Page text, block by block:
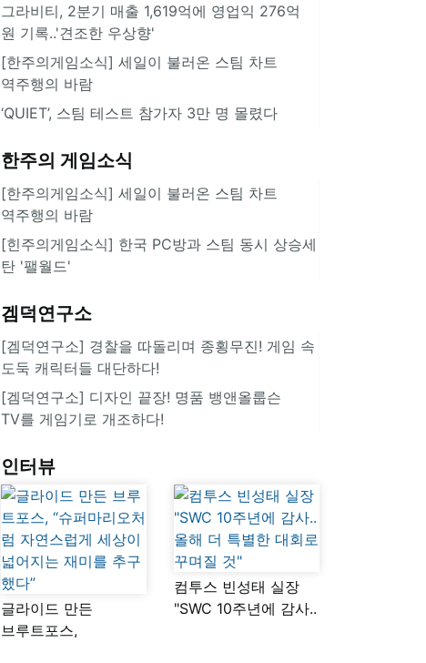
그라비티, 2분기 매출 1,619억에 영업익 276억
원 기록..'견조한 우상향'
[한주의게임소식] 세일이 불러온 스팀 차트
역주행의 바람
‘QUIET’, 스팀 테스트 참가자 3만 명 몰렸다
한주의 게임소식
[한주의게임소식] 세일이 불러온 스팀 차트
역주행의 바람
[힌주의게임소식] 한국 PC방과 스팀 동시 상승세
탄 '팰월드'
겜덕연구소
[겜덕연구소] 경찰을 따돌리며 종횡무진! 게임 속
도둑 캐릭터들 대단하다!
[겜덕연구소] 디자인 끝장! 명품 뱅앤올룹슨
TV를 게임기로 개조하다!
인터뷰
글라이드 만든
브루트포스,
컴투스 빈성태 실장
"SWC 10주년에 감사..